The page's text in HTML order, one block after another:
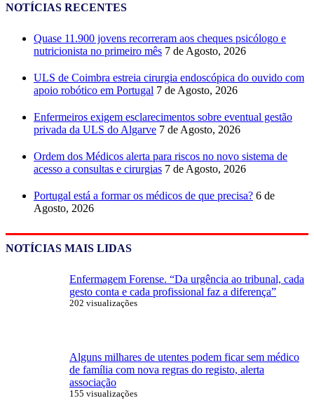
NOTÍCIAS RECENTES
Quase 11.900 jovens recorreram aos cheques psicólogo e
nutricionista no primeiro mês 7 de Agosto, 2026
ULS de Coimbra estreia cirurgia endoscópica do ouvido com
apoio robótico em Portugal 7 de Agosto, 2026
Enfermeiros exigem esclarecimentos sobre eventual gestão
privada da ULS do Algarve 7 de Agosto, 2026
Ordem dos Médicos alerta para riscos no novo sistema de
acesso a consultas e cirurgias 7 de Agosto, 2026
Portugal está a formar os médicos de que precisa? 6 de
Agosto, 2026
NOTÍCIAS MAIS LIDAS
Enfermagem Forense. “Da urgência ao tribunal, cada
gesto conta e cada profissional faz a diferença”
202 visualizações
Alguns milhares de utentes podem ficar sem médico
de família com nova regras do registo, alerta
associação
155 visualizações